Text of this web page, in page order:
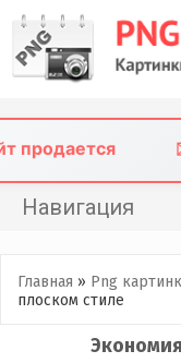
content
продается
Навигация
Png иконки
Главная » Png
плоском стиле